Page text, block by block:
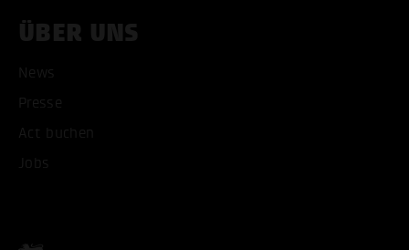
ÜBER UNS
News
Presse
Act buchen
Jobs